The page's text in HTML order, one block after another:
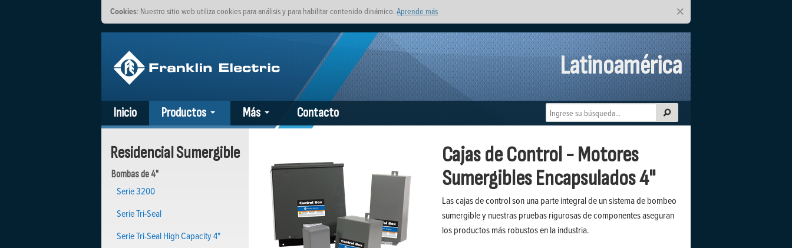
×
Cookies: Nuestro sitio web utiliza cookies para análisis y para habilitar contenido dinámico. Aprende más
Latinoamérica
Inicio Productos Más Contacto
Cajas de Control - Motores
Sumergibles Encapsulados 4"
Las cajas de control son una parte integral de un sistema de bombeo
sumergible y nuestras pruebas rigurosas de componentes aseguran
los productos más robustos en la industria.
Residencial Sumergible
Bombas de 4"
Serie 3200
Serie Tri-Seal
Serie Tri-Seal High Capacity 4"